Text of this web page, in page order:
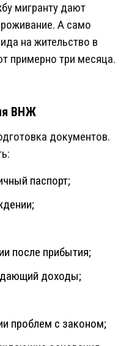
мигранту дают
А само
на жительство в
примерно три месяца.
ВНЖ
документов.
паспорт;
после прибытия;
доходы;
проблем с законом;